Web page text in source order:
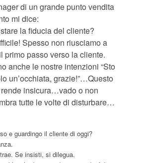
di un grande punto vendita
mi dice:
la fiducia del cliente?
Spesso non riusciamo a
primo passo verso la cliente.
anche le nostre intenzioni “Sto
un’occhiata, grazie!”…Questo
insicura…vado o non
tutte le volte di disturbare…
e guardingo il cliente di oggi?
Se insisti, si dilegua.